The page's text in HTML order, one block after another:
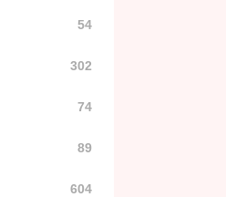
54
302
74
89
604